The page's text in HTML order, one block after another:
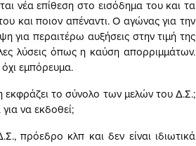
νέα επίθεση στο εισόδημα του και τα
και ποιον απέναντι. Ο αγώνας για την
για περαιτέρω αυξήσεις στην τιμή της
λύσεις όπως η καύση απορριμμάτων.
εμπόρευμα.
εκφράζει το σύνολο των μελών του Δ.Σ.;
να εκδοθεί;
πρόεδρο κλπ και δεν είναι ιδιωτικά